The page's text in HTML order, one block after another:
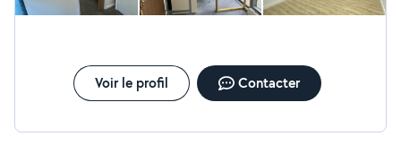
Voir le profil Contacter